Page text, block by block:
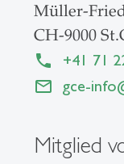
Müller-
CH-9000
+41 71
gce-info
Mitglied